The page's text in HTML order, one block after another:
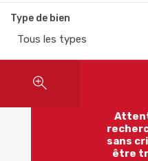
Type de bien
Tous les types
sans
être